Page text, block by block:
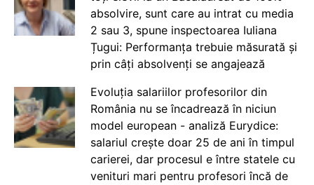
absolvire, sunt care au intrat cu media
2 sau 3, spune inspectoarea Iuliana
Țugui: Performanța trebuie măsurată și
prin câți absolvenți se angajează
Evoluția salariilor profesorilor din
România nu se încadrează în niciun
model european - analiză Eurydice:
salariul crește doar 25 de ani în timpul
carierei, dar procesul e între statele cu
venituri mari pentru profesori încă de